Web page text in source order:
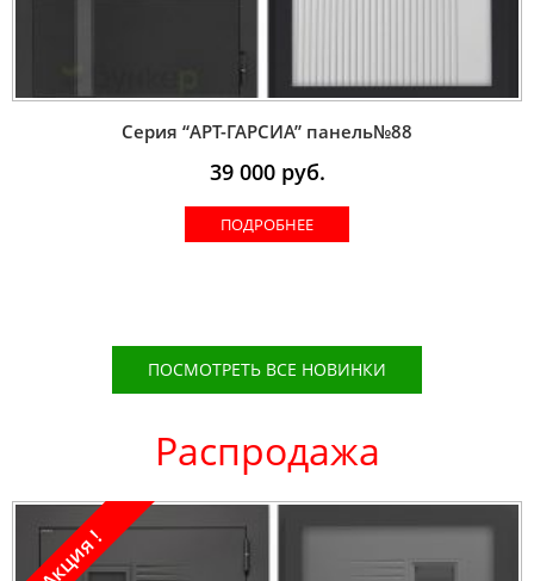
Серия “AРT-ГАРСИА” панель№88
39 000руб.
ПОДРОБНЕЕ
ПОСМОТРЕТЬ ВСЕ НОВИНКИ
Распродажа
Акция !